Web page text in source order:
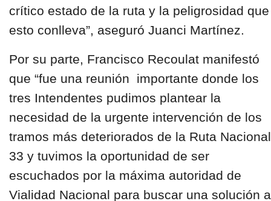
crítico estado de la ruta y la peligrosidad que
esto conlleva”, aseguró Juanci Martínez.
Por su parte, Francisco Recoulat manifestó
que “fue una reunión importante donde los
tres Intendentes pudimos plantear la
necesidad de la urgente intervención de los
tramos más deteriorados de la Ruta Nacional
33 y tuvimos la oportunidad de ser
escuchados por la máxima autoridad de
Vialidad Nacional para buscar una solución a